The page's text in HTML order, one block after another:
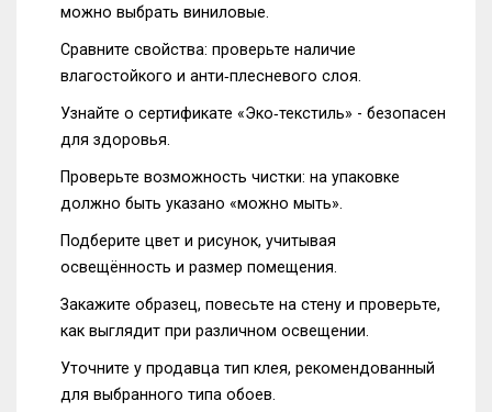
можно выбрать виниловые.
Сравните свойства: проверьте наличие
влагостойкого и анти‑плесневого слоя.
Узнайте о сертификате «Эко‑текстиль» - безопасен
для здоровья.
Проверьте возможность чистки: на упаковке
должно быть указано «можно мыть».
Подберите цвет и рисунок, учитывая
освещённость и размер помещения.
Закажите образец, повесьте на стену и проверьте,
как выглядит при различном освещении.
Уточните у продавца тип клея, рекомендованный
для выбранного типа обоев.